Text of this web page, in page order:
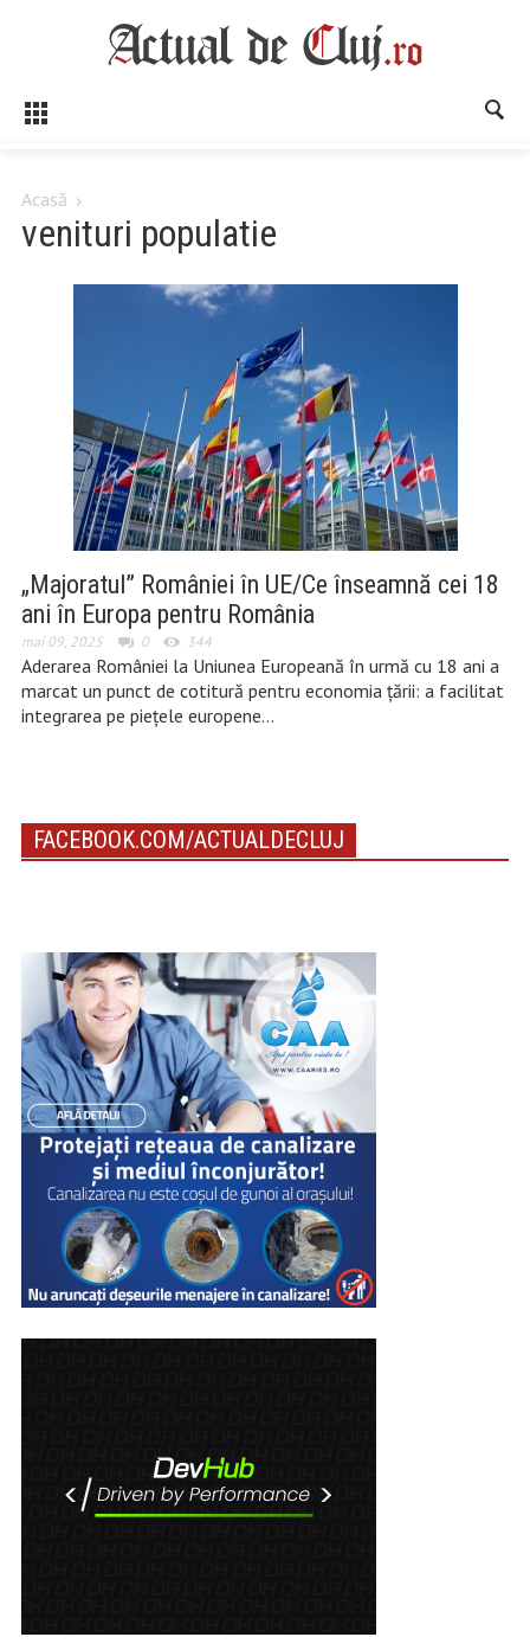
Acasă
venituri populatie
„Majoratul” României în UE/Ce înseamnă cei 18
ani în Europa pentru România
mai 09, 2025 0 344
Aderarea României la Uniunea Europeană în urmă cu 18 ani a
marcat un punct de cotitură pentru economia țării: a facilitat
integrarea pe piețele europene…
FACEBOOK.COM/ACTUALDECLUJ